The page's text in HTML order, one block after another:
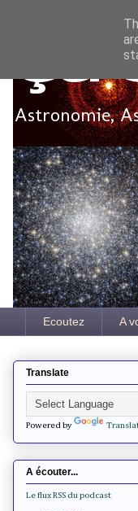
Ça
Astronomie,
Ecoutez A
Translate
Powered by
A écouter...
Le flux RSS du podcast